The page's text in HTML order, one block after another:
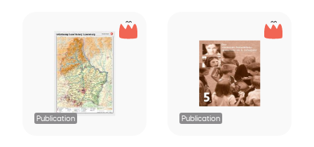
Publication Publication